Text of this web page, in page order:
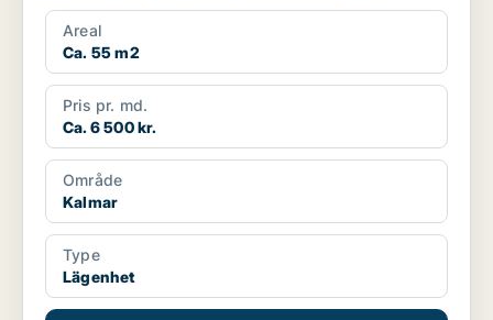
Areal
Ca. 55 m2
Pris pr. md.
Ca. 6 500 kr.
Område
Kalmar
Type
Lägenhet